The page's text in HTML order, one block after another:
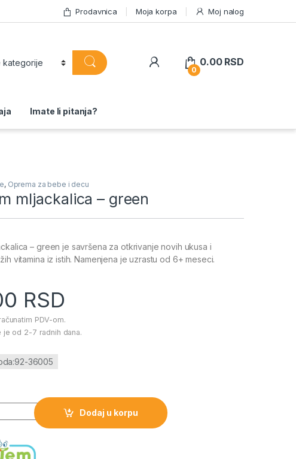
Prodavnica Moja korpa Moj nalog
0
0.00 RSD
Imate li pitanja?
, Oprema za bebe i decu
mljackalica – green
– green je savršena za otkrivanje novih ukusa i
vitamina iz istih. Namenjena je uzrastu od 6+ meseci.
RSD
PDV-om.
je od 2-7 radnih dana.
36005
- green količina
Dodaj u korpu